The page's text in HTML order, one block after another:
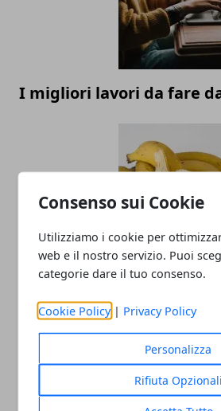
Consenso sui Cookie
Utilizziamo i cookie per
web e il nostro servizio. Puoi
categorie dare il tuo consenso.
Cookie Policy | Privacy Policy
Personalizza
Rifiuta Opzionali
I migliori lavori da fare
La verità sulla buccia di
la pulizia